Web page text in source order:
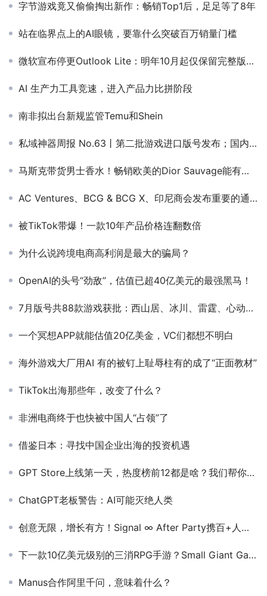
字节游戏竟又偷偷掏出新作：畅销Top1后，足足等了8年
站在临界点上的AI眼镜，要靠什么突破百万销量门槛
微软宣布停更Outlook Lite：明年10月起仅保留完整版应用
AI 生产力工具竞速，进入产品力比拼阶段
南非拟出台新规监管Temu和Shein
私域神器周报 No.63丨第二批游戏进口版号发布；​国内AI+UGC版Roblox参展
马斯克带货男士香水！畅销欧美的Dior Sauvage能有多圈钱？
AC Ventures、BCG & BCG X、印尼商会发布重要的通用AI报告，勾画印尼金融服务的未来
被TikTok带爆！一款10年产品价格连翻数倍
为什么说跨境电商高利润是最大的骗局？
OpenAI的头号“劲敌”，估值已超40亿美元的最强黑马！
7月版号共88款游戏获批：西山居、冰川、雷霆、心动、紫龙均在其列
一个冥想APP就能估值20亿美金，VC们都想不明白
海外游戏大厂用AI 有的被钉上耻辱柱有的成了“正面教材”
TikTok出海那些年，改变了什么？
非洲电商终于也快被中国人“占领”了
借鉴日本：寻找中国企业出海的投资机遇
GPT Store上线第一天，热度榜前12都是啥？我们帮你用了一遍
ChatGPT老板警告：AI可能灭绝人类
创意无限，增长有方！Signal ∞ After Party携百+人脉齐聚上海，“值”等你来！
下一款10亿美元级别的三消RPG手游？Small Giant Games发布丧尸题材新作
Manus合作阿里千问，意味着什么？